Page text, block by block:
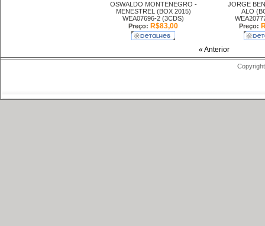
OSWALDO MONTENEGRO -
MENESTREL (BOX 2015)
WEA07696-2 (3CDS)
Preço: R$83,00
JORGE
ALO
Preço:
« Anterior